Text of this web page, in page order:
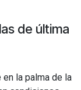
de última
la palma de la